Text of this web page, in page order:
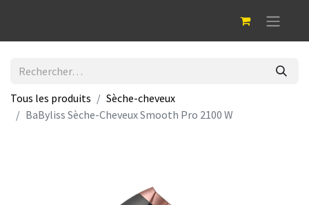
Tous les produits
Sèche-cheveux
BaByliss Sèche-Cheveux Smooth Pro 2100 W